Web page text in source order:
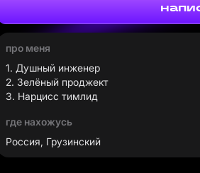
про меня
1. Душный инженер
2. Зелёный проджект
3. Нарцисс тимлид
где нахожусь
Россия, Грузинский